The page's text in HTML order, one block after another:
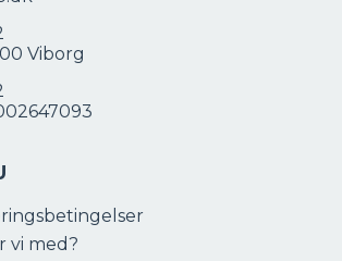
Viborg
vi med?